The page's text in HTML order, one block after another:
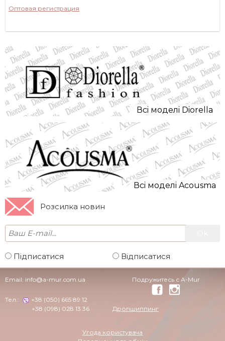
Оптовая регистрация
Всi моделi Diorella
Всi моделi Acousma
Розсилка новин
Підписатися Відписатися
Email: info@a-mur.com.ua
Тел.:
+38 (050) 665 89 12
+38 (098) 028 13 36
Подружитесь с A-Mur
Дропшиппинг
Угода користувача